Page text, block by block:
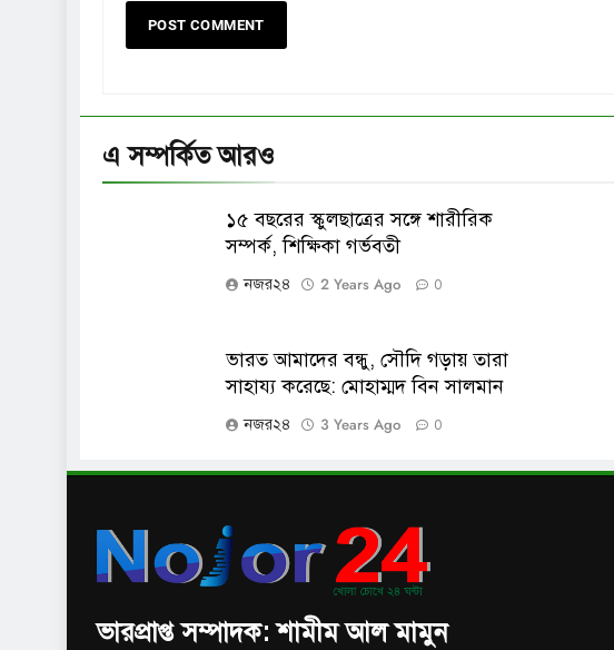
এ সম্পর্কিত আরও
১৫ বছরের স্কুলছাত্রের সঙ্গে শারীরিক
সম্পর্ক, শিক্ষিকা গর্ভবতী
নজর২৪ 2 Years Ago 0
ভারত আমাদের বন্ধু, সৌদি গড়ায় তারা
সাহায্য করেছে: মোহাম্মদ বিন সালমান
নজর২৪ 3 Years Ago 0
ভারপ্রাপ্ত সম্পাদক: শামীম আল মামুন